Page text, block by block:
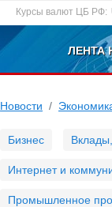
Курсы валют ЦБ РФ:
ЛЕНТА
Новости
Бизнес
Интернет и
Промышленное